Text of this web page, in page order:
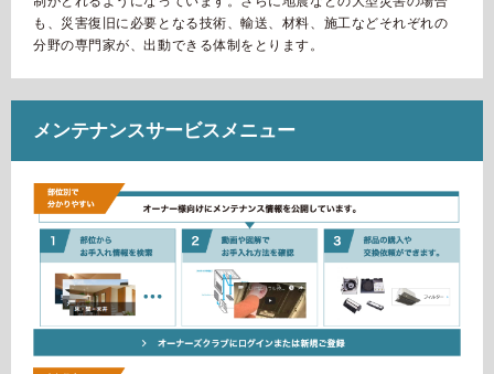
も、災害復旧に必要となる技術、輸送、材料、施工などそれぞれの
分野の専門家が、出動できる体制をとります。
メンテナンスサービスメニュー